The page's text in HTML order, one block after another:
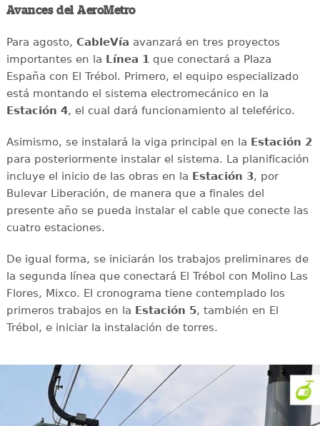
Avances del AeroMetro
Para agosto, CableVía avanzará en tres proyectos
importantes en la Línea 1 que conectará a Plaza
España con El Trébol. Primero, el equipo especializado
está montando el sistema electromecánico en la
Estación 4, el cual dará funcionamiento al teleférico.
Asimismo, se instalará la viga principal en la Estación 2
para posteriormente instalar el sistema. La planificación
incluye el inicio de las obras en la Estación 3, por
Bulevar Liberación, de manera que a finales del
presente año se pueda instalar el cable que conecte las
cuatro estaciones.
De igual forma, se iniciarán los trabajos preliminares de
la segunda línea que conectará El Trébol con Molino Las
Flores, Mixco. El cronograma tiene contemplado los
primeros trabajos en la Estación 5, también en El
Trébol, e iniciar la instalación de torres.